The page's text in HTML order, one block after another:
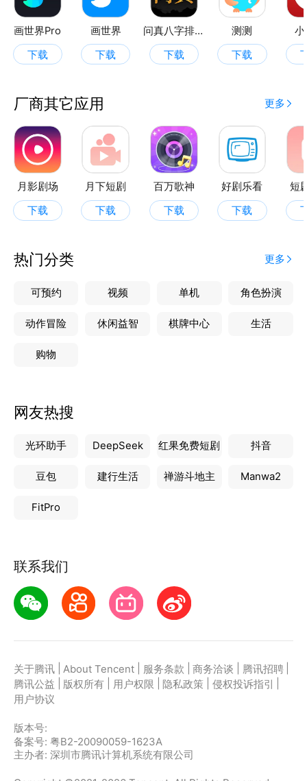
为人知的精彩幕后花絮；而“轻松一下”板块则为你准备
了丰富有趣的影视小故事、冷知识与角色八卦，让你在
碎片时间里也能收获轻松与惊喜。
短剧来啦，把追剧的乐趣变得更加立体。不管你是沉浸
有一款玩法适合你。快来一起玩剧、猜剧、懂剧，让短
剧不止好看，更加好玩！
画世界Pro
下载
画世界
下载
问真八字排盘
下载
测测
下载
厂商其它应用 更多
月影剧场
下载
月下短剧
下载
百万歌神
下载
好剧乐看
下载
短
热门分类 更多
可预约 视频 单机 角色扮演
动作冒险 休闲益智 棋牌中心 生活
购物
网友热搜
光环助手 DeepSeek 红果免费短剧 抖音
豆包 建行生活 禅游斗地主 Manwa2
FitPro
联系我们
关于腾讯 About Tencent 服务条款 商务洽谈 腾讯招聘
腾讯公益
版权所有 用户权限 隐私政策 侵权投诉指引
用户协议
版本号:
备案号: 粤B2-20090059-1623A
主办者: 深圳市腾讯计算机系统有限公司